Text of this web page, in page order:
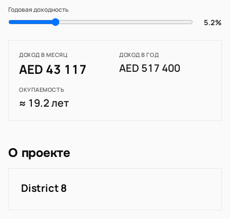
Годовая доходность
5.2%
ДОХОД В МЕСЯЦ
AED 43 117
ДОХОД В ГОД
AED 517 400
ОКУПАЕМОСТЬ
≈ 19.2 лет
О проекте
District 8